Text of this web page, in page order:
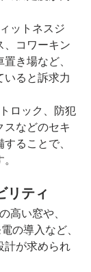
ットネスジ
、コワーキン
き場など、
いると訴求力
ロック、防犯
スなどのセキ
ることで、
リティ
高い窓や、
の導入など、
計が求められ